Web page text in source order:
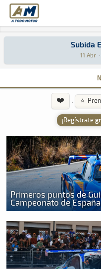
A Todo Motor ·
A Todo Motor
Subida
11 Abr ·
Montaña · Subida
❤️ · ⭐
¡Regístrate
Primeros puntos de
Campeonato de